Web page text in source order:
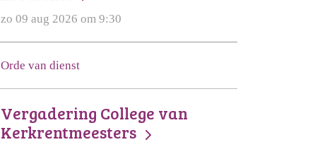
zo 09 aug 2026 om 9:30
Orde van dienst
Vergadering College van
Kerkrentmeesters